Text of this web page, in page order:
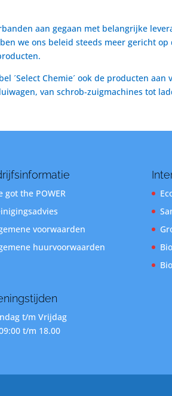
aan gegaan met belangrijke
we ons beleid steeds meer gericht
´Select Chemie´ ook de producten
van schrob-zuigmachines tot
got the POWER
voorwaarden
huurvoorwaarden
t/m Vrijdag
t/m 18.00